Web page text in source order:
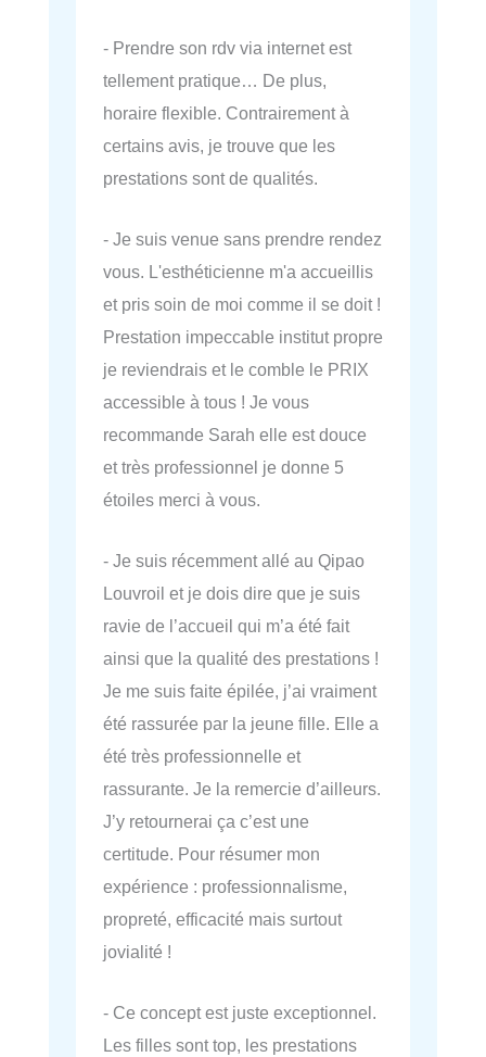
- Prendre son rdv via internet est
tellement pratique… De plus,
horaire flexible. Contrairement à
certains avis, je trouve que les
prestations sont de qualités.
- Je suis venue sans prendre rendez
vous. L'esthéticienne m'a accueillis
et pris soin de moi comme il se doit !
Prestation impeccable institut propre
je reviendrais et le comble le PRIX
accessible à tous ! Je vous
recommande Sarah elle est douce
et très professionnel je donne 5
étoiles merci à vous.
- Je suis récemment allé au Qipao
Louvroil et je dois dire que je suis
ravie de l’accueil qui m’a été fait
ainsi que la qualité des prestations !
Je me suis faite épilée, j’ai vraiment
été rassurée par la jeune fille. Elle a
été très professionnelle et
rassurante. Je la remercie d’ailleurs.
J’y retournerai ça c’est une
certitude. Pour résumer mon
expérience : professionnalisme,
propreté, efficacité mais surtout
jovialité !
- Ce concept est juste exceptionnel.
Les filles sont top, les prestations